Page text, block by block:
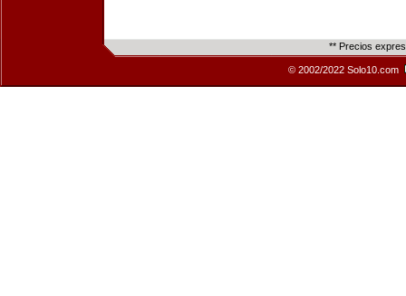
** Precios
© 2002/2022 Solo10.com